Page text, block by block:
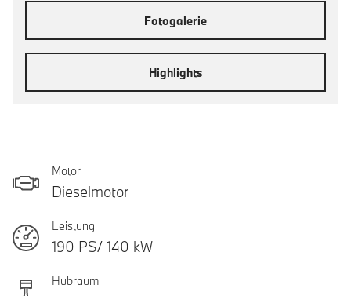
Fotogalerie
Highlights
Motor
Dieselmotor
Leistung
190 PS/ 140 kW
Hubraum